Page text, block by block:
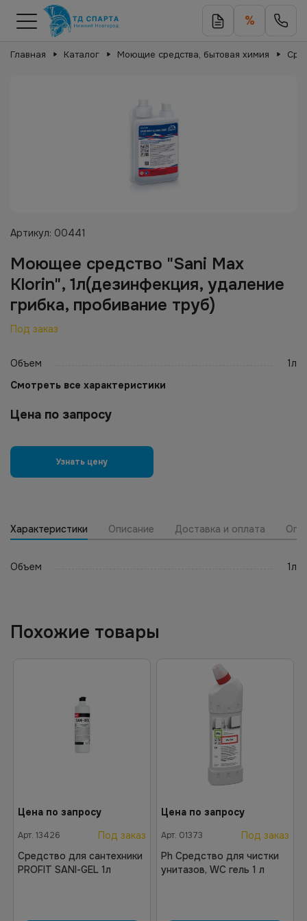
%
Главная Каталог Моющие средства, бытовая химия
Артикул: 00441
Моющее средство "Sani Max
Klorin", 1л(дезинфекция, удаление
грибка, пробивание труб)
Под заказ
Объем
1л
Смотреть все характеристики
Цена по запросу
Узнать цену
Характеристики Описание Доставка и оплата
Объем 1л
Похожие товары
Цена по запросу
Арт. 13426
Под заказ
Средство для сантехники
PROFIT SANI-GEL 1л
Цена по запросу
Арт. 01373
Под заказ
Ph Средство для чистки
унитазов, WC гель 1 л